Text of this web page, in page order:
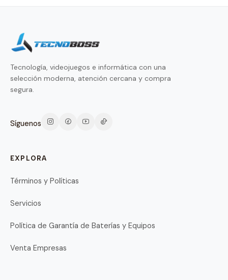
Tecnología, videojuegos e informática con una
selección moderna, atención cercana y compra
segura.
Síguenos
EXPLORA
Términos y Políticas
Servicios
Política de Garantía de Baterías y Equipos
Venta Empresas